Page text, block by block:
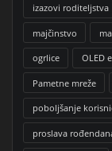
izazovi roditeljstva
majčinstvo
ogrlice OLED
Pametne mreže
poboljšanje
proslava